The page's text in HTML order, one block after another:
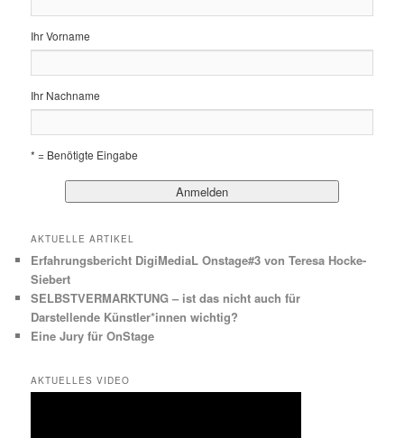
Ihr Vorname
Ihr Nachname
* = Benötigte Eingabe
AKTUELLE ARTIKEL
Erfahrungsbericht DigiMediaL Onstage#3 von Teresa Hocke-
Siebert
SELBSTVERMARKTUNG – ist das nicht auch für
Darstellende Künstler*innen wichtig?
Eine Jury für OnStage
AKTUELLES VIDEO